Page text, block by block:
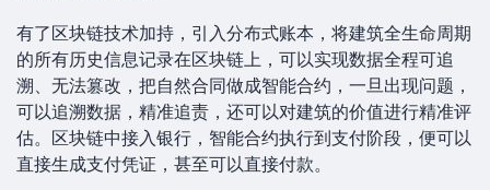
有了区块链技术加持，引入分布式账本，将建筑全生命周期
的所有历史信息记录在区块链上，可以实现数据全程可追
溯、无法篡改，把自然合同做成智能合约，一旦出现问题，
可以追溯数据，精准追责，还可以对建筑的价值进行精准评
估。区块链中接入银行，智能合约执行到支付阶段，便可以
直接生成支付凭证，甚至可以直接付款。